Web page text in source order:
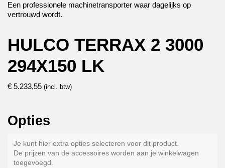
Een professionele machinetransporter waar dagelijks op
vertrouwd wordt.
HULCO TERRAX 2 3000
294X150 LK
€ 5.233,55 (incl. btw)
Opties
Je kunt hier extra opties selecteren voor dit product.
De prijzen van de accessoires worden aan je winkelwagen
toegevoegd.